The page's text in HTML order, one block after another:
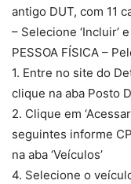
antigo DUT, com 11
– Selecione ‘Incluir’
PESSOA FÍSICA –
1. Entre no site do
clique na aba Posto
2. Clique em
seguintes informe
na aba ‘Veículos’
4. Selecione o